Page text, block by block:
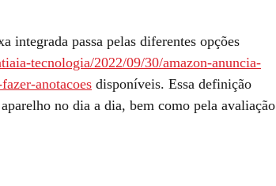
integrada passa pelas diferentes opções
tecnologia/2022/09/30/amazon-anuncia-
anotacoes disponíveis. Essa definição
no dia a dia, bem como pela avaliação